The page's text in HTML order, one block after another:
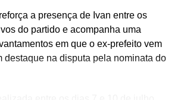
a presença de Ivan entre os
do partido e acompanha uma
em que o ex-prefeito vem
destaque na disputa pela nominata do